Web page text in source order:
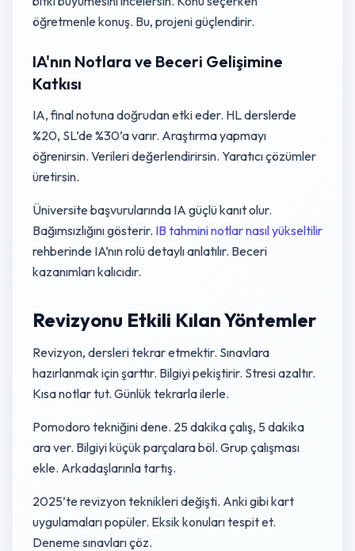
öğretmenle konuş. Bu, projeni güçlendirir.
IA'nın Notlara ve Beceri Gelişimine
Katkısı
IA, final notuna doğrudan etki eder. HL derslerde
%20, SL’de %30’a varır. Araştırma yapmayı
öğrenirsin. Verileri değerlendirirsin. Yaratıcı çözümler
üretirsin.
Üniversite başvurularında IA güçlü kanıt olur.
Bağımsızlığını gösterir. IB tahmini notlar nasıl yükseltilir
rehberinde IA’nın rolü detaylı anlatılır. Beceri
kazanımları kalıcıdır.
Revizyonu Etkili Kılan Yöntemler
Revizyon, dersleri tekrar etmektir. Sınavlara
hazırlanmak için şarttır. Bilgiyi pekiştirir. Stresi azaltır.
Kısa notlar tut. Günlük tekrarla ilerle.
Pomodoro tekniğini dene. 25 dakika çalış, 5 dakika
ara ver. Bilgiyi küçük parçalara böl. Grup çalışması
ekle. Arkadaşlarınla tartış.
2025’te revizyon teknikleri değişti. Anki gibi kart
uygulamaları popüler. Eksik konuları tespit et.
Deneme sınavları çöz.